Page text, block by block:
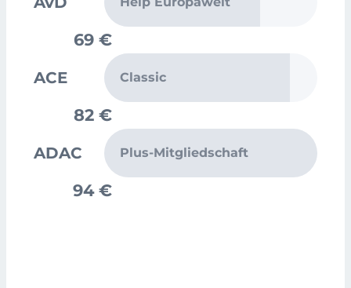
69 €
ACE Classic
82 €
ADAC Plus-Mitgliedschaft
94 €